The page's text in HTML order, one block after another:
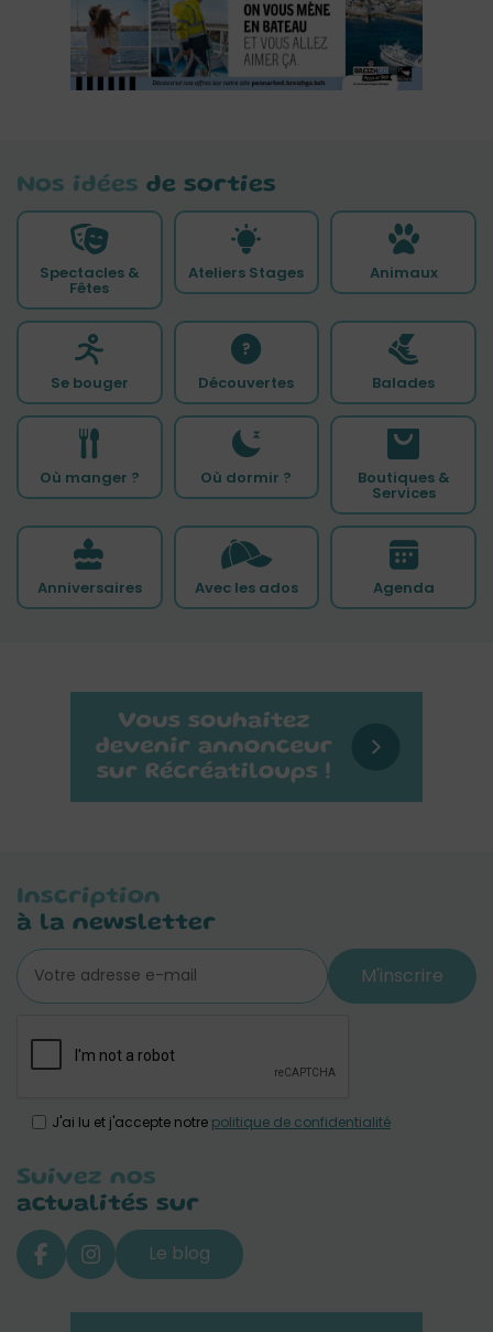
Nos idées de sorties
Spectacles &
Fêtes
Ateliers Stages Animaux
Se bouger Découvertes Balades
Où manger ? Où dormir ? Boutiques &
Services
Anniversaires Avec les ados Agenda
Inscription
à la newsletter
M'inscrire
J'ai lu et j'accepte notre politique de confidentialité
Suivez nos
actualités sur
Le blog